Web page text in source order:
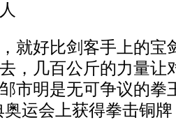
好比剑客手上的宝
，几百公斤的力量让
市明是无可争议的拳
奥运会上获得拳击铜